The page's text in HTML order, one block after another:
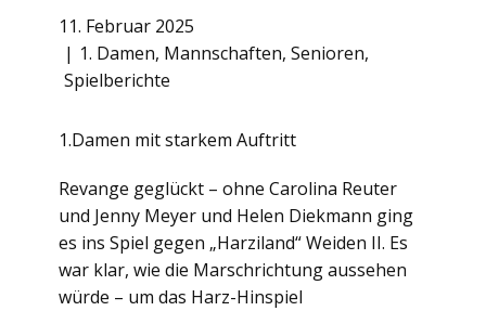
11. Februar 2025
1. Damen, Mannschaften, Senioren,
Spielberichte
1.Damen mit starkem Auftritt
Revange geglückt – ohne Carolina Reuter
und Jenny Meyer und Helen Diekmann ging
es ins Spiel gegen „Harziland“ Weiden II. Es
war klar, wie die Marschrichtung aussehen
würde – um das Harz-Hinspiel